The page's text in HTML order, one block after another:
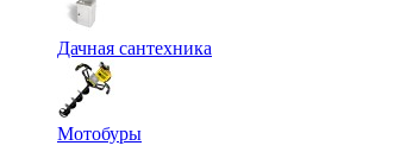
Дачная сантехника
Мотобуры